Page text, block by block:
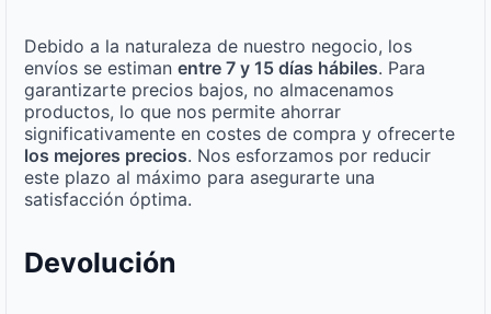
Debido a la naturaleza de nuestro negocio, los
envíos se estiman entre 7 y 15 días hábiles. Para
garantizarte precios bajos, no almacenamos
productos, lo que nos permite ahorrar
significativamente en costes de compra y ofrecerte
los mejores precios. Nos esforzamos por reducir
este plazo al máximo para asegurarte una
satisfacción óptima.
Devolución